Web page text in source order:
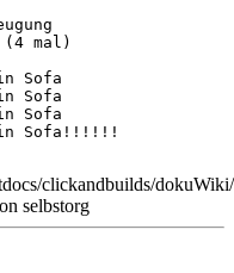
mal)
Sofa
Sofa
Sofa
Sofa!!!!!!
clickandbuilds/
selbstorg